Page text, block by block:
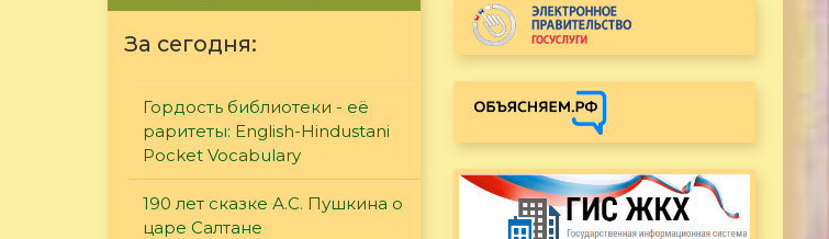
За сегодня:
Гордость библиотеки - её
раритеты: English-Hindustani
Pocket Vocabulary
190 лет сказке А.С. Пушкина о
царе Салтане